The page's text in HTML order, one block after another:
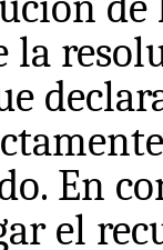
la
En
el